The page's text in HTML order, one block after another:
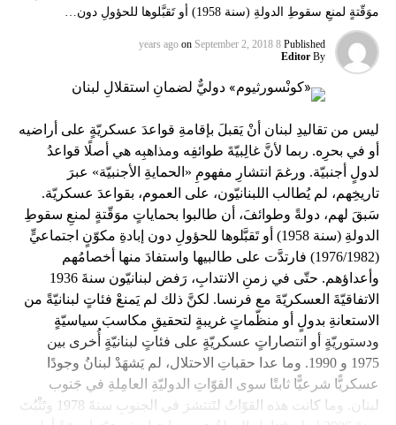
موَقّتةٍ لمنعِ سقوطِ الدولةِ (سنة 1958) أو تَقبَّلوها للحؤولِ دون…
Published
8 years ago
on September 2, 2018
By
Editor
ليس من تقاليدِ لبنان أنْ يَقبلَ بإقامةِ قواعدَ عسكريّةٍ على أراضيه
أو في بحرِه. ربما لأنَّ غالِبيّةَ طوائفِه ومذاهبِه هي أصلًا قواعدُ
لدولٍ أجنبيّة. ورغمَ انتشارِ مفهومِ «الحمايةِ الأجنبيّة» عبرَ
تاريخِهم، لم يُطالب اللبنانيّون، على العموم، بقواعدَ عسكريّة.
سَبقَ لهم، دولةً وطوائفَ، أن طالبوا بحماياتٍ موَقّتةٍ لمنعِ سقوطِ
الدولةِ (سنة 1958) أو تَقبَّلوها للحؤولِ دون إبادةِ مكوّنٍ اجتماعيٍّ
(1976/1982) فارتدَّت على طالبيها واستفادَ منها أخصامُهم
وأعداؤهم. حتّى في زمنِ الانتدابِ، رَفض لبنانيّون سنةَ 1936
الاتفاقيّةَ العسكريّةَ مع فرنسا. لكنَّ ذلك لم يَمنعْ فئاتٍ لبنانيّةً من
الاستعانةِ بدولٍ أو منظّماتٍ غريبةٍ لتحقيقِ مكاسبَ سياسيّةٍ
ودستوريّةٍ أو انتصاراتٍ عسكريّةٍ على فئاتٍ لبنانيّةٍ أُخرى بين
1975 و 1990. وما عدا حقباتِ الاحتلال، لم يَشهَدْ لبنانُ وجودًا
عسكريًّا شرعيًّا ثابتًا سوى القوّاتِ الدوليّةِ العامِلةِ في جَنوب
لبنان. وما كانت هذه القوّاتُ لتَنتشرَ في الجنوبِ سنةَ 1978 وتَثْبُتَ